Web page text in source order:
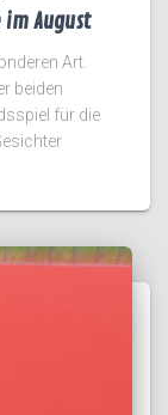
August
Art.
beiden
für die